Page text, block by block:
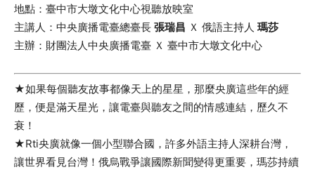
地點：臺中市大墩文化中心視聽放映室
主講人：中央廣播電臺總臺長 張瑞昌 Ｘ 俄語主持人 瑪莎
主辦：財團法人中央廣播電臺 Ｘ 臺中市大墩文化中心
★如果每個聽友故事都像天上的星星，那麼央廣這些年的經
歷，便是滿天星光，讓電臺與聽友之間的情感連結，歷久不
衰！
★Rti央廣就像一個小型聯合國，許多外語主持人深耕台灣，
讓世界看見台灣！俄烏戰爭讓國際新聞變得更重要，瑪莎持續